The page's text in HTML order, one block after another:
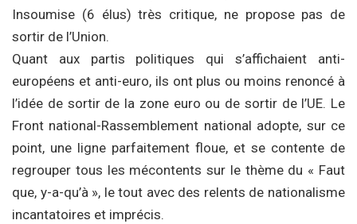
Insoumise (6 élus) très critique, ne propose pas de
sortir de l’Union.
Quant aux partis politiques qui s’affichaient anti-
européens et anti-euro, ils ont plus ou moins renoncé à
l’idée de sortir de la zone euro ou de sortir de l’UE. Le
Front national-Rassemblement national adopte, sur ce
point, une ligne parfaitement floue, et se contente de
regrouper tous les mécontents sur le thème du « Faut
que, y-a-qu’à », le tout avec des relents de nationalisme
incantatoires et imprécis.